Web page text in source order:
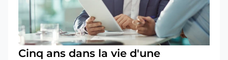
Cinq ans dans la vie d'une